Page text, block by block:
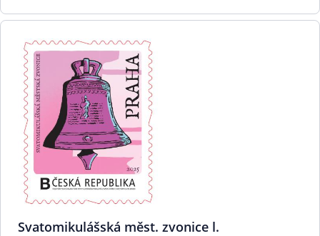
Svatomikulášská měst. zvonice l.